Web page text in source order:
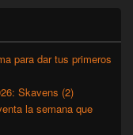
para dar tus primeros
Skavens (2)
la semana que